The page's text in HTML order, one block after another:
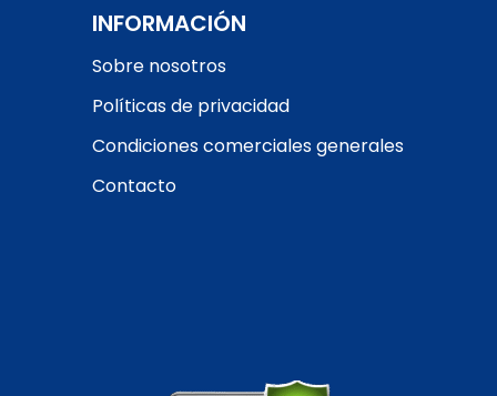
INFORMACIÓN
Sobre nosotros
Políticas de privacidad
Condiciones comerciales generales
Contacto